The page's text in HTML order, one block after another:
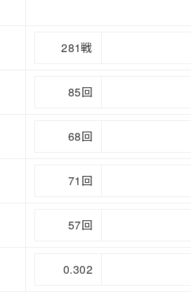
281戦
85回
68回
71回
57回
0.302